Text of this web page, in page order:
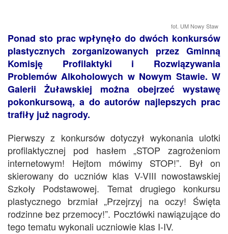
fot. UM Nowy Staw
Ponad sto prac wpłynęło do dwóch konkursów
plastycznych zorganizowanych przez Gminną
Komisję Profilaktyki i Rozwiązywania
Problemów Alkoholowych w Nowym Stawie. W
Galerii Żuławskiej można obejrzeć wystawę
pokonkursową, a do autorów najlepszych prac
trafiły już nagrody.
Pierwszy z konkursów dotyczył wykonania ulotki
profilaktycznej pod hasłem „STOP zagrożeniom
internetowym! Hejtom mówimy STOP!”. Był on
skierowany do uczniów klas V-VIII nowostawskiej
Szkoły Podstawowej. Temat drugiego konkursu
plastycznego brzmiał „Przejrzyj na oczy! Święta
rodzinne bez przemocy!”. Pocztówki nawiązujące do
tego tematu wykonali uczniowie klas I-IV.